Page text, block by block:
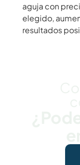
aguja con
elegido,
resultados